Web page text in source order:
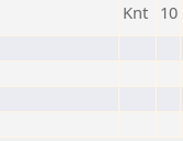
Knt 10